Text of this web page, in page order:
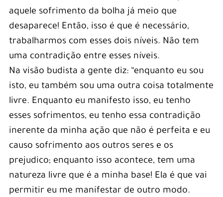
aquele sofrimento da bolha já meio que
desaparece! Então, isso é que é necessário,
trabalharmos com esses dois níveis. Não tem
uma contradição entre esses níveis.
Na visão budista a gente diz: “enquanto eu sou
isto, eu também sou uma outra coisa totalmente
livre. Enquanto eu manifesto isso, eu tenho
esses sofrimentos, eu tenho essa contradição
inerente da minha ação que não é perfeita e eu
causo sofrimento aos outros seres e os
prejudico; enquanto isso acontece, tem uma
natureza livre que é a minha base! Ela é que vai
permitir eu me manifestar de outro modo.